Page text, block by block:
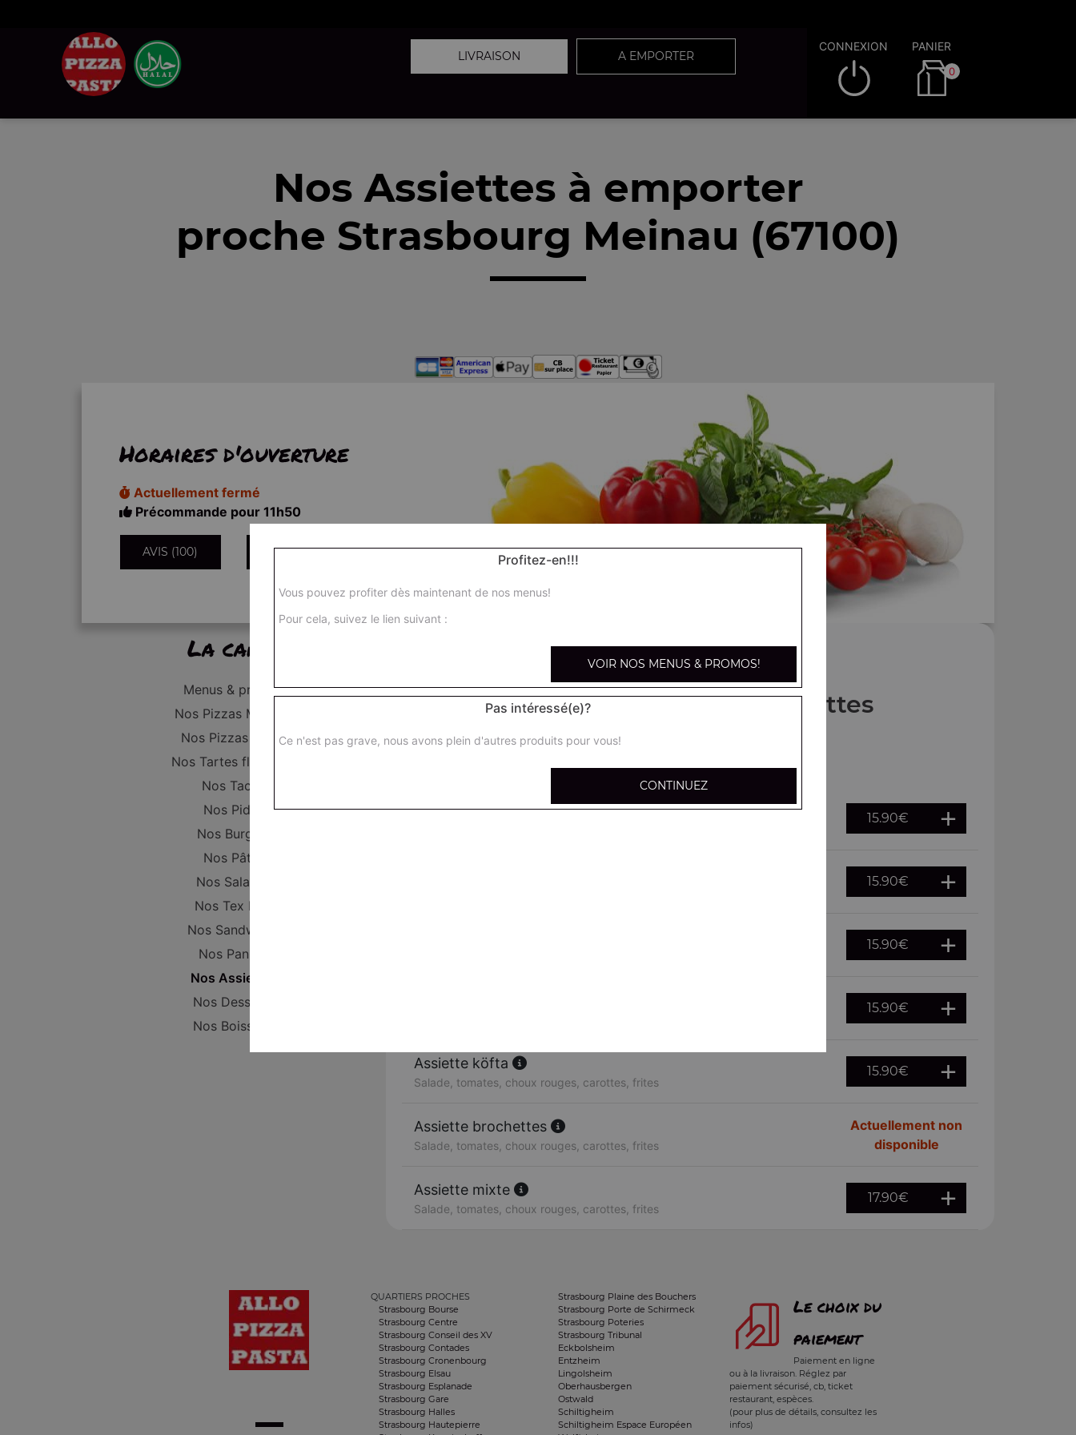
LIVRAISON A EMPORTER
CONNEXION PANIER
0
Nos Assiettes à emporter
proche Strasbourg Meinau (67100)
Horaires d'ouverture
Actuellement fermé
Précommande pour 11h50
AVIS (100) INFORMATIONS
La carte
Menus & promos
Nos Pizzas Médium
Nos Pizzas Large
Nos Tartes flambées
Nos Tacos
Nos Pides
Nos Burgers
Nos Pâtes
Nos Salades
Nos Tex Mex
Nos Sandwichs
Nos Paninis
Nos Assiettes
Nos Desserts
Nos Boissons
Nos Assiettes
Assiette döner poulet 15.90€
15.90€
15.90€
15.90€
Assiette köfta
Salade, tomates, choux rouges, carottes, frites
15.90€
Assiette brochettes
Salade, tomates, choux rouges, carottes, frites
Actuellement non
disponible
Assiette mixte
Salade, tomates, choux rouges, carottes, frites
17.90€
QUARTIERS PROCHES
Strasbourg Bourse
Strasbourg Centre
Strasbourg Conseil des XV
Strasbourg Contades
Strasbourg Cronenbourg
Strasbourg Elsau
Strasbourg Esplanade
Strasbourg Gare
Strasbourg Halles
Strasbourg Hautepierre
Strasbourg Plaine des Bouchers
Strasbourg Porte de Schirmeck
Strasbourg Poteries
Strasbourg Tribunal
Eckbolsheim
Entzheim
Lingolsheim
Oberhausbergen
Ostwald
Schiltigheim
Schiltigheim Espace Européen
Le choix du
paiement
Paiement en ligne
ou à la livraison. Réglez par
paiement sécurisé, cb, ticket
restaurant, espèces.
(pour plus de détails, consultez les
infos)
Profitez-en!!!
Vous pouvez profiter dès maintenant de nos menus!
Pour cela, suivez le lien suivant :
VOIR NOS MENUS & PROMOS!
Pas intéressé(e)?
Ce n'est pas grave, nous avons plein d'autres produits pour vous!
CONTINUEZ